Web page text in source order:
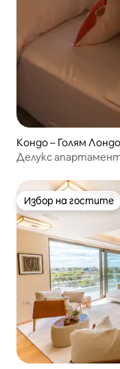
Кондо – Голям
Делукс
Избор на гостите
Избор на гостите